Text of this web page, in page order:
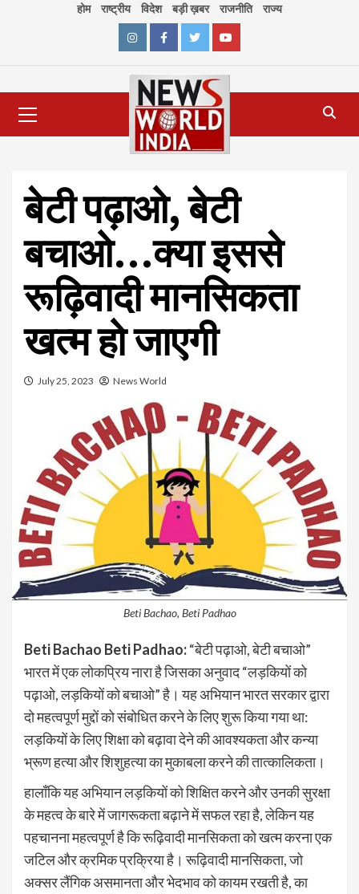
होम राष्ट्रीय विदेश बड़ी ख़बर राजनीति राज्य
InstagramFacebookTwitterYoutube
Menu
बेटी पढ़ाओ, बेटी
बचाओ…क्या इससे
रूढ़िवादी मानसिकता
खत्म हो जाएगी
July 25, 2023 News World
Beti Bachao, Beti Padhao
Beti Bachao Beti Padhao:“बेटी पढ़ाओ, बेटी बचाओ”
भारत में एक लोकप्रिय नारा है जिसका अनुवाद “लड़कियों को
पढ़ाओ, लड़कियों को बचाओ” है। यह अभियान भारत सरकार द्वारा
दो महत्वपूर्ण मुद्दों को संबोधित करने के लिए शुरू किया गया था:
लड़कियों के लिए शिक्षा को बढ़ावा देने की आवश्यकता और कन्या
भ्रूण हत्या और शिशुहत्या का मुकाबला करने की तात्कालिकता।
हालाँकि यह अभियान लड़कियों को शिक्षित करने और उनकी सुरक्षा
के महत्व के बारे में जागरूकता बढ़ाने में सफल रहा है, लेकिन यह
पहचानना महत्वपूर्ण है कि रूढ़िवादी मानसिकता को खत्म करना एक
जटिल और क्रमिक प्रक्रिया है। रूढ़िवादी मानसिकता, जो
अक्सर लैंगिक असमानता और भेदभाव को कायम रखती है, का